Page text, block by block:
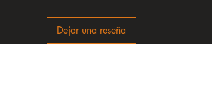
Dejar una reseña